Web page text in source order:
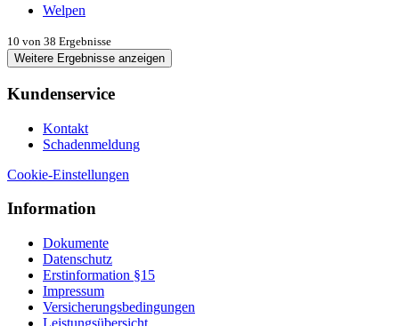
Welpen
10 von 38 Ergebnisse
Weitere Ergebnisse anzeigen
Kundenservice
Kontakt
Schadenmeldung
Cookie-Einstellungen
Information
Dokumente
Datenschutz
Erstinformation §15
Impressum
Versicherungsbedingungen